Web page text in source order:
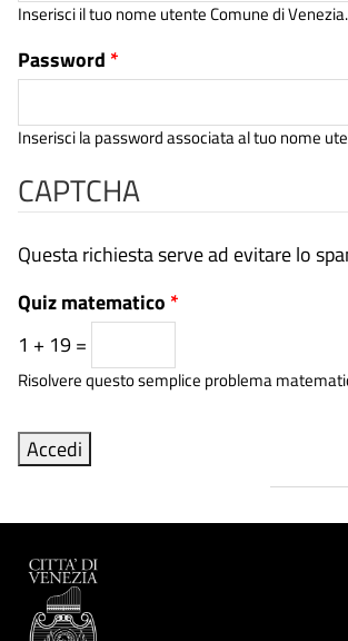
Inserisci il tuo nome utente Comune di
Password *
Inserisci la password associata al tuo nome
CAPTCHA
Questa richiesta serve ad evitare lo
Quiz matematico *
1 + 19 =
Risolvere questo semplice problema